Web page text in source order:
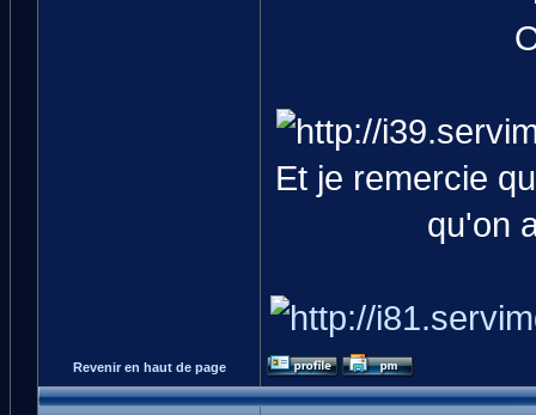
Et je remercie
qu'on
Revenir en haut de page